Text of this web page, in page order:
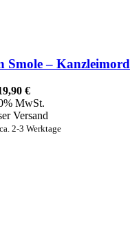
Smole – Kanzleimord
€Preisspanne:
9,90 €
bis
19,90 €
MwSt.
Versand
2-3 Werktage